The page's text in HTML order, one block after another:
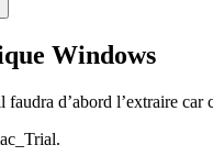
Windows
d’abord l’extraire car